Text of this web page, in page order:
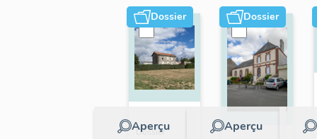
Dossier
Aperçu
Dossier
Dossier
Aperçu